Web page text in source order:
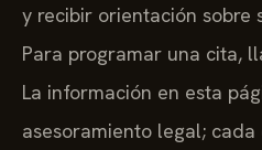
y recibir orientación sobre
Para programar una cita,
La información en esta
asesoramiento legal; cada